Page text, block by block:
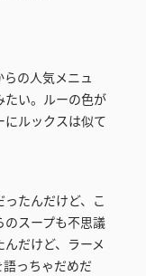
の人気メニュ
たい。ルーの色が
ルックスは似て
たんだけど、こ
スープも不思議
だけど、ラーメ
っちゃだめだ